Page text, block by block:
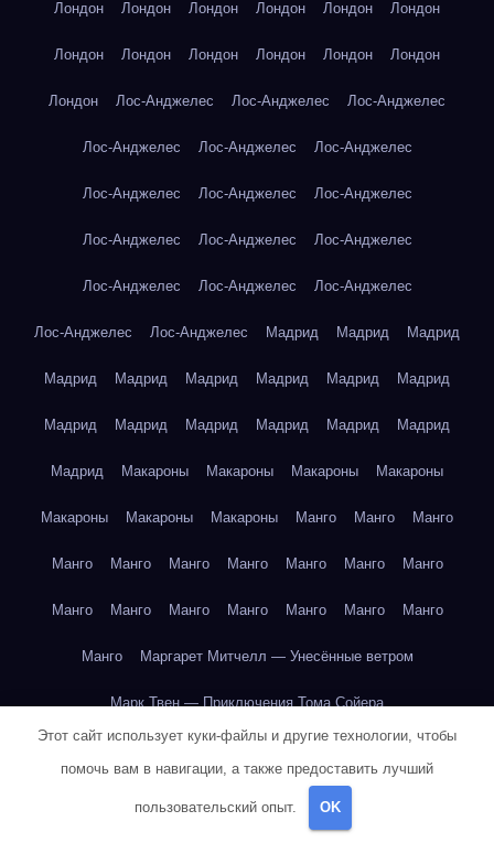
Лондон Лондон Лондон Лондон Лондон Лондон
Лондон Лондон Лондон Лондон Лондон Лондон
Лондон Лос-Анджелес Лос-Анджелес Лос-Анджелес
Лос-Анджелес Лос-Анджелес Лос-Анджелес
Лос-Анджелес Лос-Анджелес Лос-Анджелес
Лос-Анджелес Лос-Анджелес Лос-Анджелес
Лос-Анджелес Лос-Анджелес Лос-Анджелес
Лос-Анджелес Лос-Анджелес Мадрид Мадрид Мадрид
Мадрид Мадрид Мадрид Мадрид Мадрид Мадрид
Мадрид Мадрид Мадрид Мадрид Мадрид Мадрид
Мадрид Макароны Макароны Макароны Макароны
Макароны Макароны Макароны Манго Манго Манго
Манго Манго Манго Манго Манго Манго Манго
Манго Манго Манго Манго Манго Манго Манго
Манго Маргарет Митчелл — Унесённые ветром
Марк Твен — Приключения Тома Сойера
Марк Твен — Приключения Тома Сойера
Этот сайт использует куки-файлы и другие технологии, чтобы
помочь вам в навигации, а также предоставить лучший
пользовательский опыт. OK